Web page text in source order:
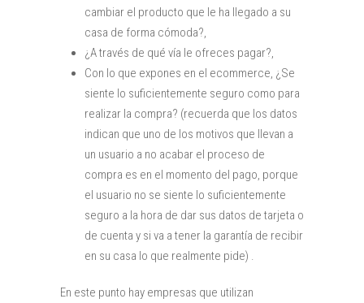
cambiar el producto que le ha llegado a su
casa de forma cómoda?,
¿A través de qué vía le ofreces pagar?,
Con lo que expones en el ecommerce, ¿Se
siente lo suficientemente seguro como para
realizar la compra? (recuerda que los datos
indican que uno de los motivos que llevan a
un usuario a no acabar el proceso de
compra es en el momento del pago, porque
el usuario no se siente lo suficientemente
seguro a la hora de dar sus datos de tarjeta o
de cuenta y si va a tener la garantía de recibir
en su casa lo que realmente pide) .
En este punto hay empresas que utilizan